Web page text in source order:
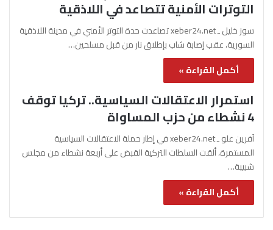
التوترات الأمنية تتصاعد في اللاذقية
سوز خليل ـ xeber24.net تصاعدت حدة التوتر الأمني في مدينة اللاذقية
السورية، عقب إصابة شاب بإطلاق نار من قبل مسلحين…
أكمل القراءة »
استمرار الاعتقالات السياسية.. تركيا توقف
4 نشطاء من حزب المساواة
آفرين علو ـ xeber24.net في إطار حملة الاعتقالات السياسية
المستمرة، ألقت السلطات التركية القبض على أربعة نشطاء من مجلس
شبيبة…
أكمل القراءة »